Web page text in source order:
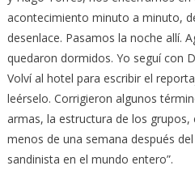
acontecimiento minuto a minuto,
desenlace. Pasamos la noche allí.
quedaron dormidos. Yo seguí con
Volví al hotel para escribir el
leérselo. Corrigieron algunos
armas, la estructura de los grupos,
menos de una semana después
sandinista en el mundo entero”.